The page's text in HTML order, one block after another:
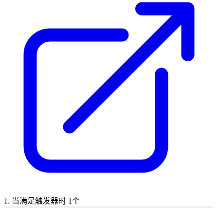
1. 当满足触发器时 1个